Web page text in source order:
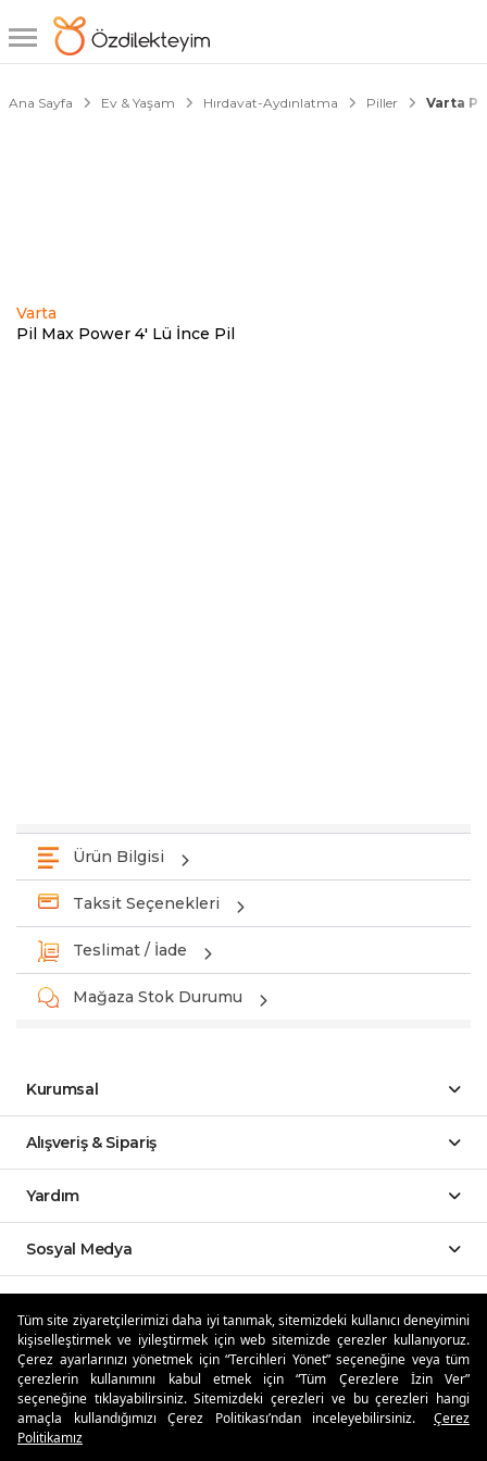
Tüm site ziyaretçilerimizi daha iyi tanımak, sitemizdeki kullanıcı deneyimini
kişiselleştirmek ve iyileştirmek için web sitemizde çerezler kullanıyoruz.
Çerez ayarlarınızı yönetmek için “Tercihleri Yönet” seçeneğine veya tüm
çerezlerin kullanımını kabul etmek için “Tüm Çerezlere İzin Ver”
seçeneğine tıklayabilirsiniz. Sitemizdeki çerezleri ve bu çerezleri hangi
amaçla kullandığımızı Çerez Politikası’ndan inceleyebilirsiniz.
Çerez
Politikamız
Ana Sayfa Ev & Yaşam Hırdavat-Aydınlatma Piller Varta
Varta
Pil Max Power 4' Lü İnce Pil
1/1
Ürün Bilgisi
Taksit Seçenekleri
Teslimat / İade
Mağaza Stok Durumu
Kurumsal
Alışveriş & Sipariş
Yardım
Sosyal Medya
Özdilekteyim'de Taksit Avantajları
Güvenli Alışveriş